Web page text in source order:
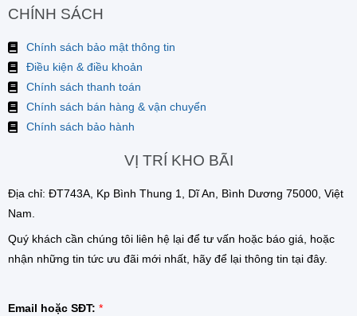
CHÍNH SÁCH
Chính sách bảo mật thông tin
Điều kiện & điều khoản
Chính sách thanh toán
Chính sách bán hàng & vận chuyển
Chính sách bảo hành
VỊ TRÍ KHO BÃI
Địa chỉ: ĐT743A, Kp Bình Thung 1, Dĩ An, Bình Dương 75000, Việt
Nam.
Quý khách cần chúng tôi liên hệ lại để tư vấn hoặc báo giá, hoặc
nhận những tin tức ưu đãi mới nhất, hãy để lại thông tin tại đây.
Email hoặc SĐT: *